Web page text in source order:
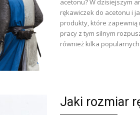
acetonu? W dzisiejszym
rękawiczek do acetonu i
produkty, które
pracy z tym silnym
również kilka
Jaki rozmiar